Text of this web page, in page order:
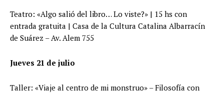
Teatro: «Algo salió del libro… Lo viste?» | 15 hs con
entrada gratuita | Casa de la Cultura Catalina Albarracín
de Suárez – Av. Alem 755
Jueves 21 de julio
Taller: «Viaje al centro de mi monstruo» – Filosofía con